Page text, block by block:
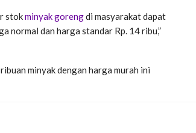
stokminyak gorengdi masyarakat dapat
normal dan harga standar Rp. 14 ribu,”
minyak dengan harga murah ini